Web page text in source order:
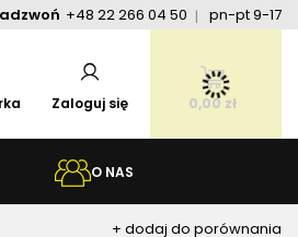
+48 22 266 04 50 pn-pt 9-17
Zaloguj się 0,00 zł
O NAS
+ dodaj do porównania